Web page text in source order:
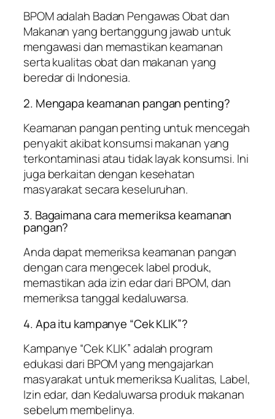
BPOM adalah Badan Pengawas Obat dan
Makanan yang bertanggung jawab untuk
mengawasi dan memastikan keamanan
serta kualitas obat dan makanan yang
beredar di Indonesia.
2. Mengapa keamanan pangan penting?
Keamanan pangan penting untuk mencegah
penyakit akibat konsumsi makanan yang
terkontaminasi atau tidak layak konsumsi. Ini
juga berkaitan dengan kesehatan
masyarakat secara keseluruhan.
3. Bagaimana cara memeriksa keamanan
pangan?
Anda dapat memeriksa keamanan pangan
dengan cara mengecek label produk,
memastikan ada izin edar dari BPOM, dan
memeriksa tanggal kedaluwarsa.
4. Apa itu kampanye “Cek KLIK”?
Kampanye “Cek KLIK” adalah program
edukasi dari BPOM yang mengajarkan
masyarakat untuk memeriksa Kualitas, Label,
Izin edar, dan Kedaluwarsa produk makanan
sebelum membelinya.